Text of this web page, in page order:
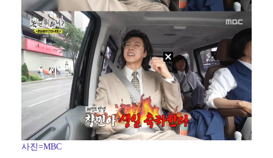
사진=MBC